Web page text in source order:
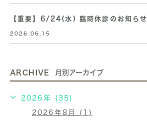
【重要】6/24(水) 臨時休診のお知らせ
2026.06.15
ARCHIVE 月別アーカイブ
2026年 (35)
2026年8月 (1)